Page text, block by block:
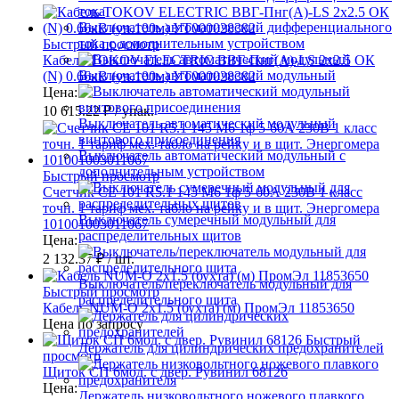
тока
Выключатель автоматический дифференциального
тока с дополнительным устройством
Выключатель автоматический модульный
Выключатель автоматический модульный
винтового присоединения
Выключатель автоматический модульный с
дополнительным устройством
Выключатель сумеречный модульный для
распределительных щитов
Выключатель/переключатель модульный для
распределительного щита
Держатель для цилиндрических предохранителей
Держатель низковольтного ножевого плавкого
Быстрый просмотр
Кабель TOKOV ELECTRIC ВВГ-Пнг(А)-LS 2х2.5 ОК
(N) 0.66кВ (уп.100м) УТ000028382
Цена:
10 615.22 ₽/ упак.
Быстрый просмотр
Счетчик CE 101 R5.1 145 М6 1ф 5-60А 230В 1 класс
точн. 1 тариф мех. табло на рейку и в щит. Энергомера
101001003011067
Цена:
2 132.37 ₽/ шт.
Быстрый просмотр
Кабель NUM-О 2х1.5 (бухта) (м) ПромЭл 11853650
Цена по запросу
Быстрый
просмотр
Щиток СП 6мод. с двер. Рувинил 68126
Цена: